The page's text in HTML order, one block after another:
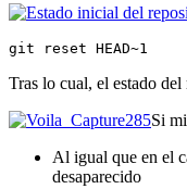
git reset HEAD~1
Tras lo cual, el estado
Si
Al igual que en el
desaparecido